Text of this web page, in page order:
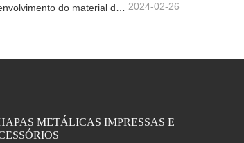
2024-02-26
METÁLICAS IMPRESSAS E